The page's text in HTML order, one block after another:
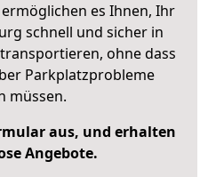
es Ihnen, Ihr
schnell und sicher in
ohne dass
Parkplatzprobleme
müssen.
aus, und erhalten
Angebote.